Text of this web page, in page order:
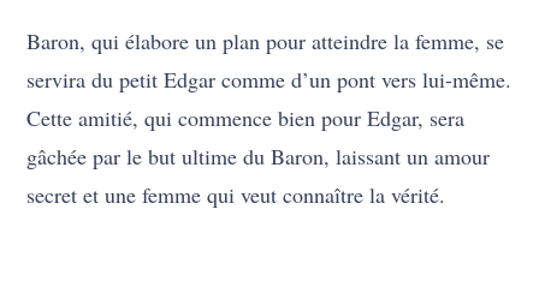
Baron, qui élabore un plan pour atteindre la femme, se
servira du petit Edgar comme d’un pont vers lui-même.
Cette amitié, qui commence bien pour Edgar, sera
gâchée par le but ultime du Baron, laissant un amour
secret et une femme qui veut connaître la vérité.